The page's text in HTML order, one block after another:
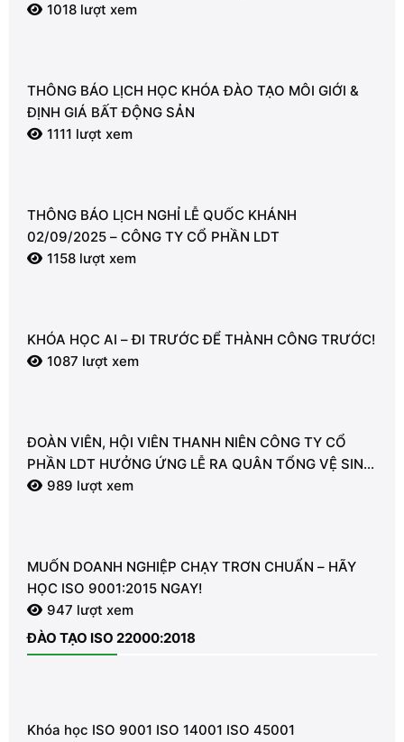
1018 lượt xem
THÔNG BÁO LỊCH HỌC KHÓA ĐÀO TẠO MÔI GIỚI &
ĐỊNH GIÁ BẤT ĐỘNG SẢN
1111 lượt xem
THÔNG BÁO LỊCH NGHỈ LỄ QUỐC KHÁNH
02/09/2025 – CÔNG TY CỔ PHẦN LDT
1158 lượt xem
KHÓA HỌC AI – ĐI TRƯỚC ĐỂ THÀNH CÔNG TRƯỚC!
1087 lượt xem
ĐOÀN VIÊN, HỘI VIÊN THANH NIÊN CÔNG TY CỔ
PHẦN LDT HƯỞNG ỨNG LỄ RA QUÂN TỔNG VỆ SINH
MÔI TRƯỜNG
989 lượt xem
MUỐN DOANH NGHIỆP CHẠY TRƠN CHUẨN – HÃY
HỌC ISO 9001:2015 NGAY!
947 lượt xem
ĐÀO TẠO ISO 22000:2018
Khóa học ISO 9001 ISO 14001 ISO 45001